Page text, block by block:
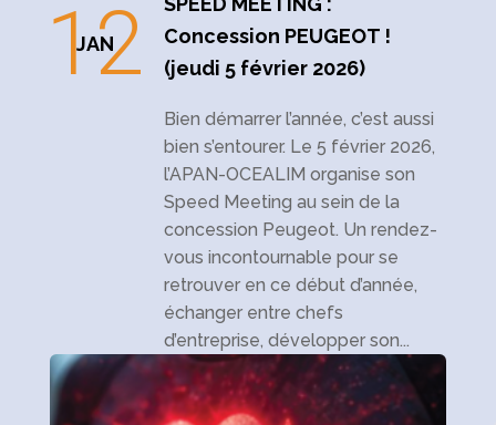
Concession PEUGEOT !
(jeudi 5 février 2026)
12
JAN
Bien démarrer l’année, c’est aussi
bien s’entourer. Le 5 février 2026,
l’APAN-OCEALIM organise son
Speed Meeting au sein de la
concession Peugeot. Un rendez-
vous incontournable pour se
retrouver en ce début d’année,
échanger entre chefs
d’entreprise, développer son...